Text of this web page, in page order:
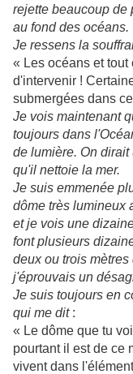
rejette beaucoup de
au fond des océans.
Je ressens la
« Les océans et
d'intervenir !
submergées dans
Je vois maintenant
toujours dans
de lumière. On
qu'il nettoie la mer.
Je suis emmenée
dôme très lumineux
et je vois une
font plusieurs
deux ou trois
j'éprouvais un
Je suis toujours en
qui me dit :
« Le dôme que tu
pourtant il est de ce
vivent dans